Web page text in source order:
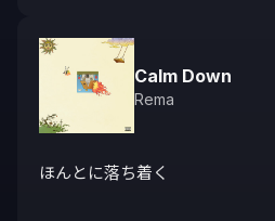
Calm Down
Rema
ほんとに落ち着く